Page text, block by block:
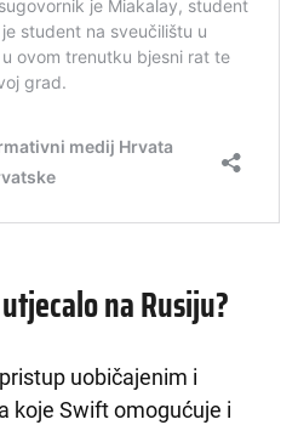
na Rusiju?
uobičajenim i
koje Swift omogućuje i